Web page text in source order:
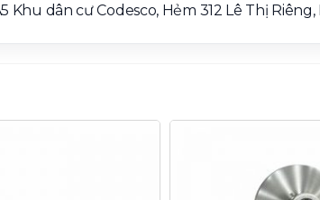
Khu dân cư Codesco, Hẻm 312 Lê Thị